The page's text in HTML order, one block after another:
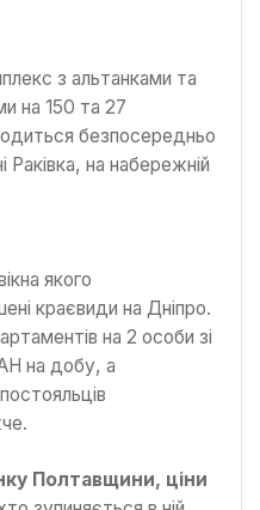
з альтанками та
на 150 та 27
безпосередньо
Раківка, на набережній
якого
краєвиди на Дніпро.
на 2 особи зі
на добу, а
Полтавщини, ціни